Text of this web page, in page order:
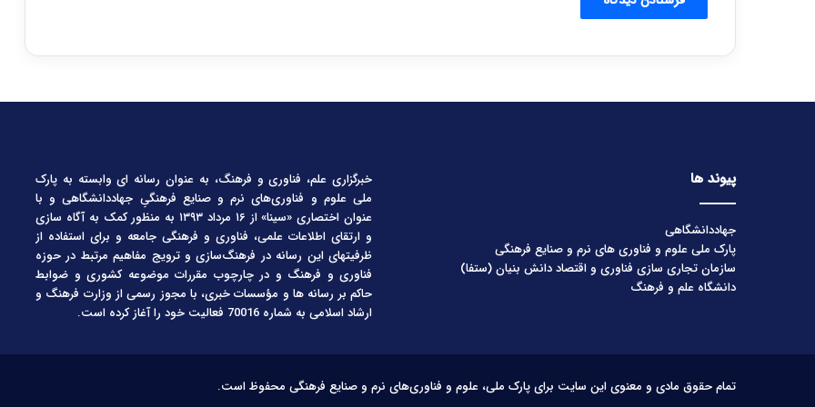
پیوند ها
جهاددانشگاهی
پارک ملی علوم و فناوری های نرم و صنایع فرهنگی
سازمان تجاری سازی فناوری و اقتصاد دانش بنیان (ستفا)
دانشگاه علم و فرهنگ
خبرگزاری علم، فناوری و فرهنگ، به عنوان رسانه ای وابسته به پارک
ملی علوم و فناوری‌های نرم و صنایع فرهنگیِ جهاددانشگاهی و با
عنوان اختصاری «سینا» از ۱۶ مرداد ۱۳۹۳ به منظور کمک به آگاه سازی
و ارتقای اطلاعات علمی، فناوری و فرهنگی جامعه و برای استفاده از
ظرفیتهای این رسانه در فرهنگ‌سازی و ترویج مفاهیم مرتبط در حوزه
فناوری و فرهنگ و در چارچوب مقررات موضوعه کشوری و ضوابط
حاکم بر رسانه ها و مؤسسات خبری، با مجوز رسمی از وزارت فرهنگ و
ارشاد اسلامی به شماره 70016 فعالیت خود را آغاز کرده است.
تمام حقوق مادی و معنوی این سایت برای پارک ملی، علوم و فناوری‌های نرم و صنایع فرهنگی محفوظ است.